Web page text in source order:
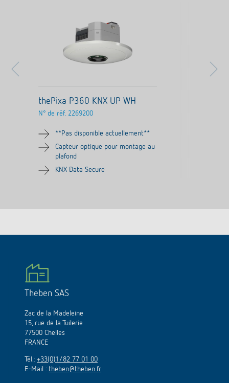
thePixa P360 KNX UP WH
N° de réf. 2269200
**Pas disponible actuellement**
Capteur optique pour montage au
plafond
KNX Data Secure
Theben SAS
Zac de la Madeleine
15, rue de la Tuilerie
77500 Chelles
FRANCE
Tél.: +33(0)1/82 77 01 00
E-Mail : theben@theben.fr